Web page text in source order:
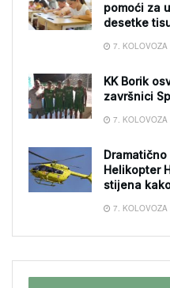
pomoći za
desetke
7. KOLOVOZA
KK Borik
završnici
7. KOLOVOZA
Helikopter
stijena
7. KOLOVOZA